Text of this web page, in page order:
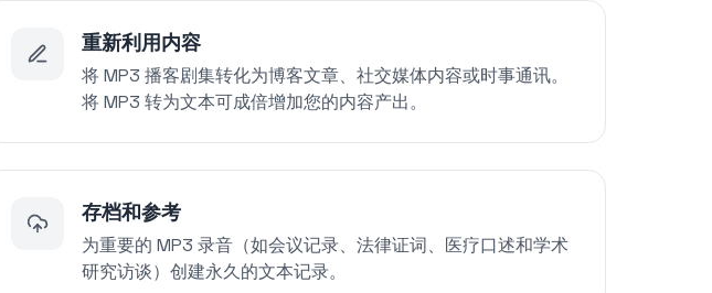
重新利用内容
将 MP3 播客剧集转化为博客文章、社交媒体内容或时事通讯。
将 MP3 转为文本可成倍增加您的内容产出。
存档和参考
为重要的 MP3 录音（如会议记录、法律证词、医疗口述和学术
研究访谈）创建永久的文本记录。